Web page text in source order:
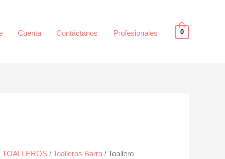
Cuenta Contáctanos Profesionales 0
TOALLEROS / Toalleros Barra / Toallero